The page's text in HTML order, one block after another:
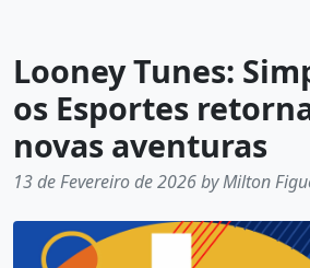
Looney Tunes:
os Esportes
novas aventuras
13 de Fevereiro de 2026 by Milton